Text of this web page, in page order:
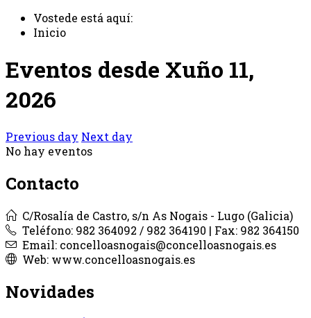
Vostede está aquí:
Inicio
Eventos desde Xuño 11,
2026
Previous day Next day
No hay eventos
Contacto
C/Rosalía de Castro, s/n As Nogais - Lugo (Galicia)
Teléfono: 982 364092 / 982 364190 | Fax: 982 364150
Email: concelloasnogais@concelloasnogais.es
Web: www.concelloasnogais.es
Novidades